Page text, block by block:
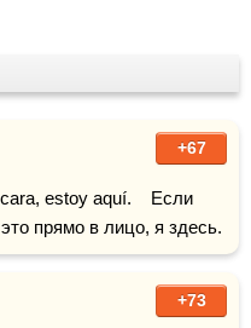
+67
estoy aquí.    Если
прямо в лицо, я здесь.
+73